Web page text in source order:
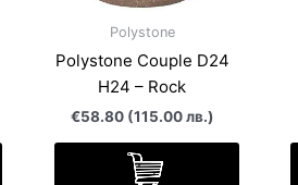
Polystone
Polystone Couple D24
Н24 – Rock
€58.80 (115.00 лв.)